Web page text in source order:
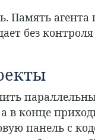
Память агента
без контроля
в конце
панель с